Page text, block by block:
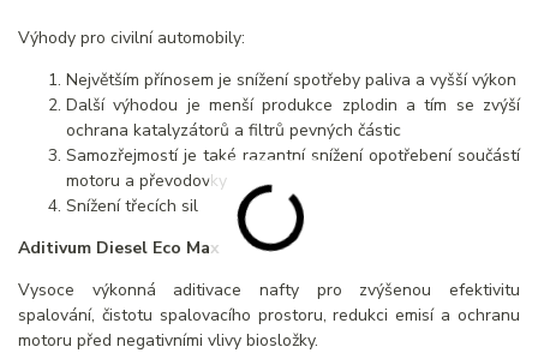
Výhody pro civilní automobily:
Největším přínosem je snížení spotřeby paliva a vyšší výkon
Další výhodou je menší produkce zplodin a tím se zvýší
ochrana katalyzátorů a filtrů pevných částic
Samozřejmostí je také razantní snížení opotřebení součástí
motoru a převodovky
Snížení třecích sil
Aditivum Diesel Eco Max
Vysoce výkonná aditivace nafty pro zvýšenou efektivitu
spalování, čistotu spalovacího prostoru, redukci emisí a ochranu
motoru před negativními vlivy biosložky.